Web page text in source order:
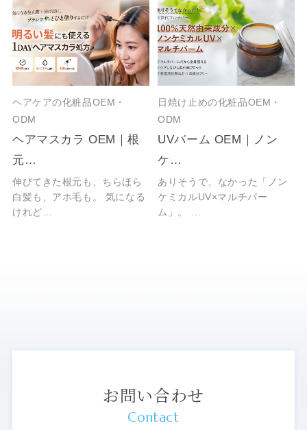
ヘアケアの化粧品OEM・
ODM
ヘアマスカラ OEM｜根
元…
伸びてきた根元も、ちらほら
白髪も、アホ毛も。 気になる
けれど…
日焼け止めの化粧品OEM・
ODM
UVバーム OEM｜ノン
ケ…
ありそうで、なかった「ノン
ケミカルUV×マルチバー
ム」。 …
お問い合わせ
Contact